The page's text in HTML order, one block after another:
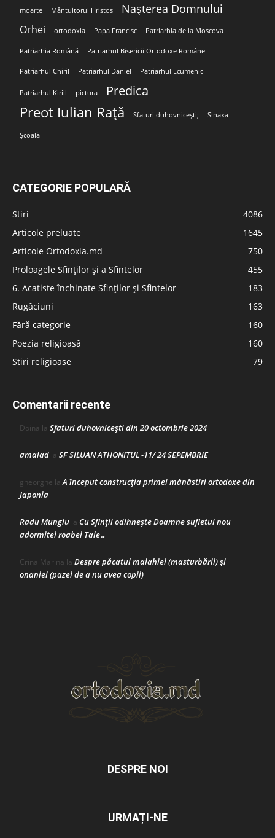
moarte Mântuitorul Hristos Nașterea Domnului
Orhei ortodoxia Papa Francisc Patriarhia de la Moscova
Patriarhia Română Patriarhul Bisericii Ortodoxe Române
Patriarhul Chiril Patriarhul Daniel Patriarhul Ecumenic
Patriarhul Kirill pictura Predica
Preot Iulian Rață Sfaturi duhovnicești; Sinaxa
Școală
CATEGORIE POPULARĂ
Stiri
4086
Articole preluate
1645
Articole Ortodoxia.md
750
Proloagele Sfinților și a Sfintelor
455
6. Acatiste închinate Sfinților și Sfintelor
183
Rugăciuni
163
Fără categorie
160
Poezia religioasă
160
Stiri religioase
79
Comentarii recente
Doina la Sfaturi duhovnicești din 20 octombrie 2024
amalad la SF SILUAN ATHONITUL -11/ 24 SEPEMBRIE
gheorghe laA început construcţia primei mănăstiri ortodoxe din
Japonia
Radu Mungiu la Cu Sfinții odihnește Doamne sufletul nou
adormitei roabei Tale…
Crina Marina la Despre păcatul malahiei (masturbării) şi
onaniei (pazei de a nu avea copii)
DESPRE NOI
URMAȚI-NE